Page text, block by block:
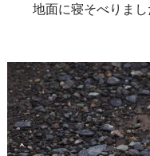
地面に寝そべりまし